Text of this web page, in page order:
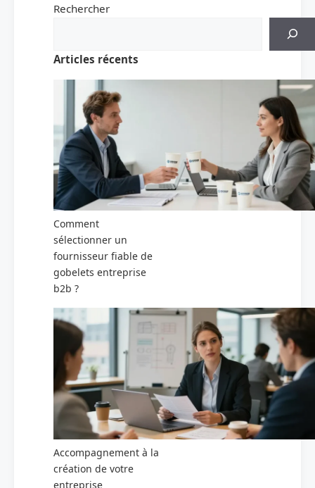
Rechercher
Articles récents
Comment
sélectionner un
fournisseur fiable de
gobelets entreprise
b2b ?
Accompagnement à la
création de votre
entreprise